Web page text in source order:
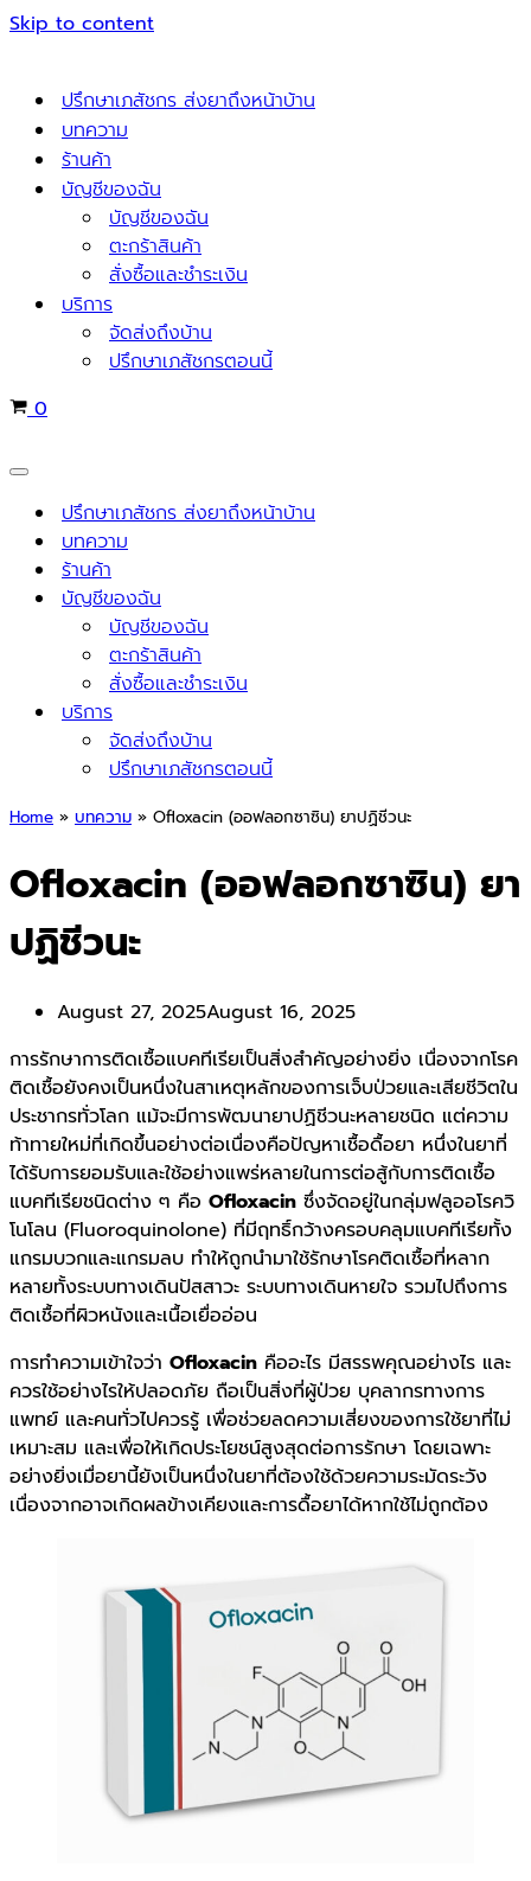
Skip to content
ปรึกษาเภสัชกร ส่งยาถึงหน้าบ้าน
บทความ
ร้านค้า
บัญชีของฉัน
บัญชีของฉัน
ตะกร้าสินค้า
สั่งซื้อและชำระเงิน
บริการ
จัดส่งถึงบ้าน
ปรึกษาเภสัชกรตอนนี้
Cart
0
Navigation
Menu ปรึกษาเภสัชกร ส่งยาถึงหน้าบ้าน
บทความ
ร้านค้า
บัญชีของฉัน
บัญชีของฉัน
ตะกร้าสินค้า
สั่งซื้อและชำระเงิน
บริการ
จัดส่งถึงบ้าน
ปรึกษาเภสัชกรตอนนี้
Home » บทความ » Ofloxacin (ออฟลอกซาซิน) ยาปฏิชีวนะ
Ofloxacin (ออฟลอกซาซิน) ยา
ปฏิชีวนะ
August 27, 2025August 16, 2025
การรักษาการติดเชื้อแบคทีเรียเป็นสิ่งสำคัญอย่างยิ่ง เนื่องจากโรค
ติดเชื้อยังคงเป็นหนึ่งในสาเหตุหลักของการเจ็บป่วยและเสียชีวิตใน
ประชากรทั่วโลก แม้จะมีการพัฒนายาปฏิชีวนะหลายชนิด แต่ความ
ท้าทายใหม่ที่เกิดขึ้นอย่างต่อเนื่องคือปัญหาเชื้อดื้อยา หนึ่งในยาที่
ได้รับการยอมรับและใช้อย่างแพร่หลายในการต่อสู้กับการติดเชื้อ
แบคทีเรียชนิดต่าง ๆ คือ Ofloxacin ซึ่งจัดอยู่ในกลุ่มฟลูออโรควิ
โนโลน (Fluoroquinolone) ที่มีฤทธิ์กว้างครอบคลุมแบคทีเรียทั้ง
แกรมบวกและแกรมลบ ทำให้ถูกนำมาใช้รักษาโรคติดเชื้อที่หลาก
หลายทั้งระบบทางเดินปัสสาวะ ระบบทางเดินหายใจ รวมไปถึงการ
ติดเชื้อที่ผิวหนังและเนื้อเยื่ออ่อน
การทำความเข้าใจว่า Ofloxacin คืออะไร มีสรรพคุณอย่างไร และ
ควรใช้อย่างไรให้ปลอดภัย ถือเป็นสิ่งที่ผู้ป่วย บุคลากรทางการ
แพทย์ และคนทั่วไปควรรู้ เพื่อช่วยลดความเสี่ยงของการใช้ยาที่ไม่
เหมาะสม และเพื่อให้เกิดประโยชน์สูงสุดต่อการรักษา โดยเฉพาะ
อย่างยิ่งเมื่อยานี้ยังเป็นหนึ่งในยาที่ต้องใช้ด้วยความระมัดระวัง
เนื่องจากอาจเกิดผลข้างเคียงและการดื้อยาได้หากใช้ไม่ถูกต้อง